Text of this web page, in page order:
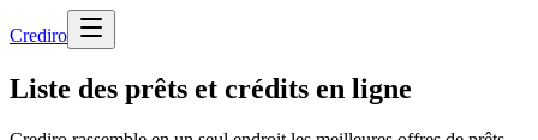
Crediro
Liste des prêts et crédits en ligne